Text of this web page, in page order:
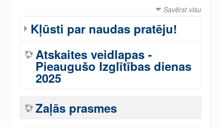
Savērst visu
Kļūsti par naudas pratēju!
Atskaites veidlapas -
Pieaugušo Izglītības dienas
2025
Zaļās prasmes